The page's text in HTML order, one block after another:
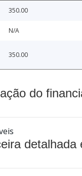
350.00
N/A
350.00
do